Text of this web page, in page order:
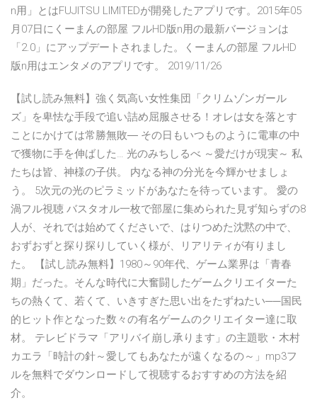
n用」とはFUJITSU LIMITEDが開発したアプリです。2015年05
月07日にくーまんの部屋 フルHD版n用の最新バージョンは
「2.0」にアップデートされました。くーまんの部屋 フルHD
版n用はエンタメのアプリです。 2019/11/26
【試し読み無料】強く気高い女性集団「クリムゾンガール
ズ」を卑怯な手段で追い詰め屈服させる！オレは女を落とす
ことにかけては常勝無敗― その日もいつものように電車の中
で獲物に手を伸ばした… 光のみちしるべ ～愛だけが現実～ 私
たちは皆、神様の子供。 内なる神の分光を今輝かせましょ
う。 5次元の光のピラミッドがあなたを待っています。 愛の
渦フル視聴 バスタオル一枚で部屋に集められた見ず知らずの8
人が、それでは始めてくださいで、はりつめた沈黙の中で、
おずおずと探り探りしていく様が、リアリティが有りまし
た。 【試し読み無料】1980～90年代、ゲーム業界は「青春
期」だった。そんな時代に大奮闘したゲームクリエイターた
ちの熱くて、若くて、いきすぎた思い出をたずねたい──国民
的ヒット作となった数々の有名ゲームのクリエイター達に取
材。 テレビドラマ「アリバイ崩し承ります」の主題歌・木村
カエラ「時計の針～愛してもあなたが遠くなるの～」mp3フ
ルを無料でダウンロードして視聴するおすすめの方法を紹
介。